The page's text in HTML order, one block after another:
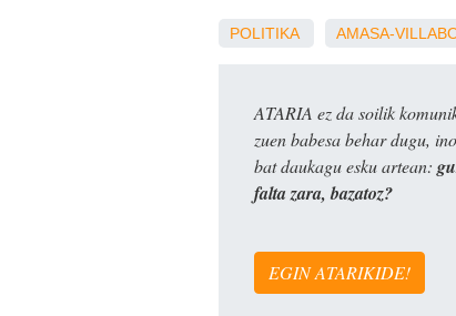
POLITIKA AMASA-
ATARIA ez da soilik
zuen babesa behar dugu,
bat daukagu esku artean:
falta zara, bazatoz?
EGIN ATARIKIDE!